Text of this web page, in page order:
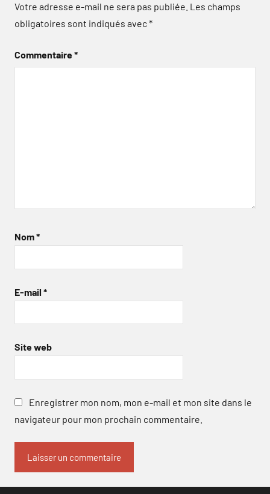
Votre adresse e-mail ne sera pas publiée. Les champs
obligatoires sont indiqués avec*
Commentaire*
Nom*
E-mail *
Site web
Enregistrer mon nom, mon e-mail et mon site dans le
navigateur pour mon prochain commentaire.